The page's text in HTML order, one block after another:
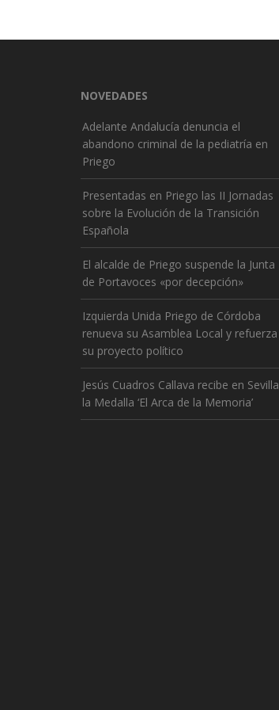
NOVEDADES
Adelante Andalucía denuncia el
abandono criminal de la pediatría en
Priego
Presentadas en Priego las II Jornadas
sobre la Evolución de la Transición
Española
El alcalde de Priego suspende la Junta
de Portavoces «por decepción»
Izquierda Unida Priego de Córdoba
renueva su Asamblea Local y refuerza
su proyecto político
Jesús Cuadros Callava recibe en Sevilla
la Medalla ‘El Arca de la Memoria’